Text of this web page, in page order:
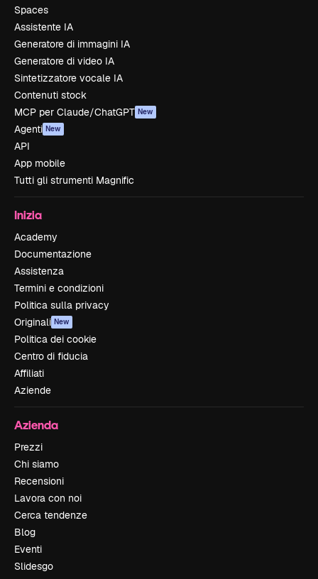
Spaces
Assistente IA
Generatore di immagini IA
Generatore di video IA
Sintetizzatore vocale IA
Contenuti stock
MCP per Claude/ChatGPT New
Agenti New
API
App mobile
Tutti gli strumenti Magnific
Inizia
Academy
Documentazione
Assistenza
Termini e condizioni
Politica sulla privacy
Originali New
Politica dei cookie
Centro di fiducia
Affiliati
Aziende
Azienda
Prezzi
Chi siamo
Recensioni
Lavora con noi
Cerca tendenze
Blog
Eventi
Slidesgo